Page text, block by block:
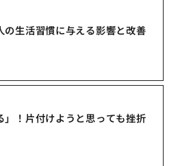
の生活習慣に与える影響と改善
」！片付けようと思っても挫折